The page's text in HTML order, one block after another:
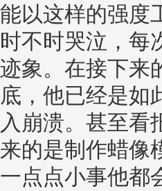
能以这样的强度
时不时哭泣，每
迹象。在接下来
底，他已经是如
入崩溃。甚至看
来的是制作蜡像
一点点小事他都